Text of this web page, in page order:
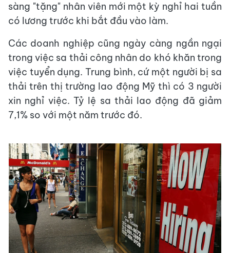
sàng "tặng" nhân viên mới một kỳ nghỉ hai tuần
có lương trước khi bắt đầu vào làm.
Các doanh nghiệp cũng ngày càng ngần ngại
trong việc sa thải công nhân do khó khăn trong
việc tuyển dụng. Trung bình, cứ một người bị sa
thải trên thị trường lao động Mỹ thì có 3 người
xin nghỉ việc. Tỷ lệ sa thải lao động đã giảm
7,1% so với một năm trước đó.